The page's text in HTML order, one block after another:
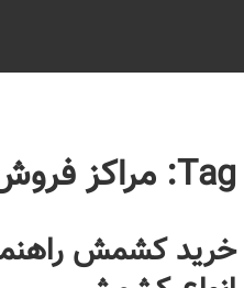
Tag: مراکز فروش کشمش
خرید کشمش